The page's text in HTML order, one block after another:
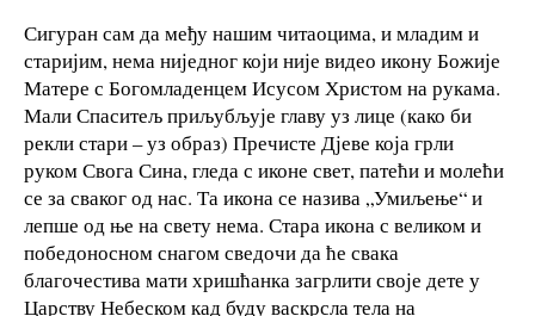
Сигуран сам да међу нашим читаоцима, и младим и
старијим, нема ниједног који није видео икону Божије
Матере с Богомладенцем Исусом Христом на рукама.
Мали Спаситељ приљубљује главу уз лице (како би
рекли стари – уз образ) Пречисте Дјеве која грли
руком Свога Сина, гледа с иконе свет, патећи и молећи
се за сваког од нас. Та икона се назива „Умиљење“ и
лепше од ње на свету нема. Стара икона с великом и
победоносном снагом сведочи да ће свака
благочестива мати хришћанка загрлити своје дете у
Царству Небеском кад буду васкрсла тела на